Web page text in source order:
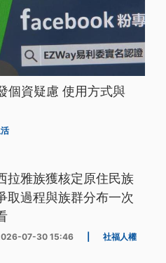
個資疑慮 使用方式與
拉雅族獲核定原住民族
取過程與族群分布一次
07-30 15:46 社福人權